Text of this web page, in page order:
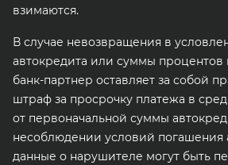
взимаются.
В случае невозвращения в
автокредита или суммы процентов
банк-партнер оставляет за собой
штраф за просрочку платежа в
от первоначальной суммы
несоблюдении условий погашения
данные о нарушителе могут быть